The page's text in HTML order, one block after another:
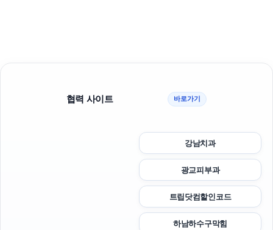
협력 사이트 바로가기
강남치과
광교피부과
트립닷컴할인코드
하남하수구막힘